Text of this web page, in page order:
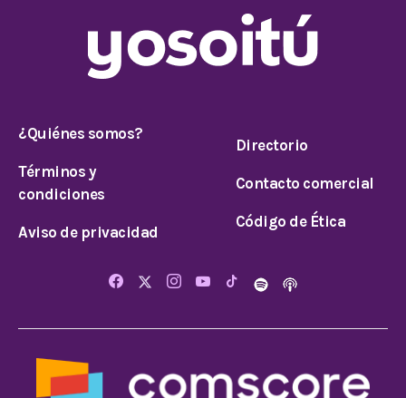
¿Quiénes somos?
Términos y
condiciones
Aviso de privacidad
Directorio
Contacto comercial
Código de Ética